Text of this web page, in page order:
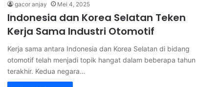
gacor anjay Mei 4, 2025
Indonesia dan Korea Selatan Teken
Kerja Sama Industri Otomotif
Kerja sama antara Indonesia dan Korea Selatan di bidang
otomotif telah menjadi topik hangat dalam beberapa tahun
terakhir. Kedua negara…